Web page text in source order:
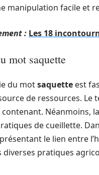
manipulation facile et
: Les 18
mot saquette
du motsaquette est
de ressources. Le
Néanmoins, la
de cueillette.
le lien entre
diverses pratiques